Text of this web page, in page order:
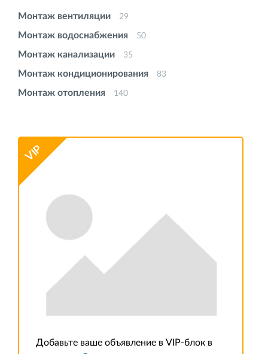
Монтаж вентиляции 29
Монтаж водоснабжения 50
Монтаж канализации 35
Монтаж кондиционирования 83
Монтаж отопления 140
Энергосберегающие технологии
VIP
Добавьте ваше объявление в VIP-блок в